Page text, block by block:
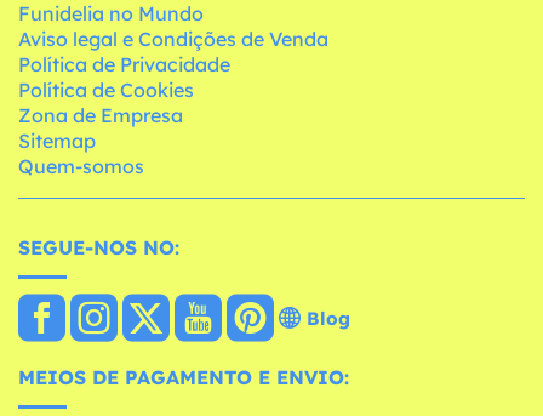
Funidelia no Mundo
Aviso legal e Condições de Venda
Política de Privacidade
Política de Cookies
Zona de Empresa
Sitemap
Quem-somos
SEGUE-NOS NO:
Blog
MEIOS DE PAGAMENTO E ENVIO: